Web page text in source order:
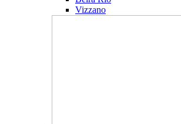
Vizzano